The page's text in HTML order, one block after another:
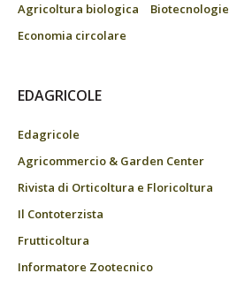
Agricoltura biologica
Biotecnologie
Economia circolare
EDAGRICOLE
Edagricole
Agricommercio & Garden Center
Rivista di Orticoltura e Floricoltura
Il Contoterzista
Frutticoltura
Informatore Zootecnico